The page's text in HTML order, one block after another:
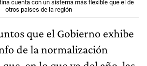
cuenta con un sistema más flexible que el de
otros países de la región
que el Gobierno exhibe
de la normalización